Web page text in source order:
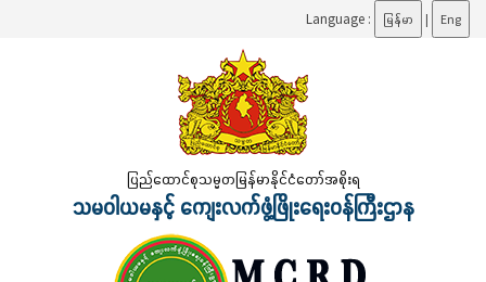
Language : မြန်မာ | Eng
ပြည်ထောင်စုသမ္မတမြန်မာနိုင်ငံတော်အစိုးရ
သမဝါယမနှင့် ကျေးလက်ဖွံ့ဖြိုးရေးဝန်ကြီးဌာန